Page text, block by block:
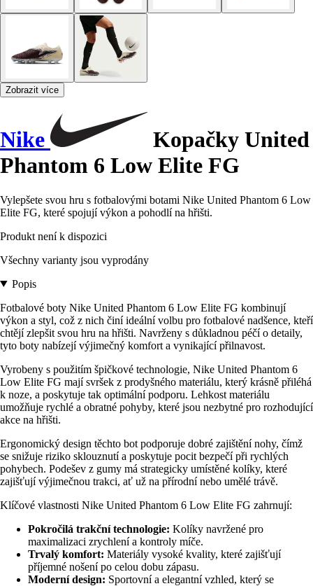
Zobrazit více
Nike
Kopačky United
Phantom 6 Low Elite FG
Vylepšete svou hru s fotbalovými botami Nike United Phantom 6 Low
Elite FG, které spojují výkon a pohodlí na hřišti.
Produkt není k dispozici
Všechny varianty jsou vyprodány
Popis
Fotbalové boty Nike United Phantom 6 Low Elite FG kombinují
výkon a styl, což z nich činí ideální volbu pro fotbalové nadšence, kteří
chtějí zlepšit svou hru na hřišti. Navrženy s důkladnou péčí o detaily,
tyto boty nabízejí výjimečný komfort a vynikající přilnavost.
Vyrobeny s použitím špičkové technologie, Nike United Phantom 6
Low Elite FG mají svršek z prodyšného materiálu, který krásně přiléhá
k noze, a poskytuje tak optimální podporu. Lehkost materiálu
umožňuje rychlé a obratné pohyby, které jsou nezbytné pro rozhodující
akce na hřišti.
Ergonomický design těchto bot podporuje dobré zajištění nohy, čímž
se snižuje riziko sklouznutí a poskytuje pocit bezpečí při rychlých
pohybech. Podešev z gumy má strategicky umístěné kolíky, které
zajišťují výjimečnou trakci, ať už na přírodní nebo umělé trávě.
Klíčové vlastnosti Nike United Phantom 6 Low Elite FG zahrnují:
Pokročilá trakční technologie: Kolíky navržené pro
maximalizaci zrychlení a kontroly míče.
Trvalý komfort: Materiály vysoké kvality, které zajišťují
příjemné nošení po celou dobu zápasu.
Moderní design: Sportovní a elegantní vzhled, který se